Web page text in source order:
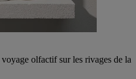
olfactif sur les rivages de la